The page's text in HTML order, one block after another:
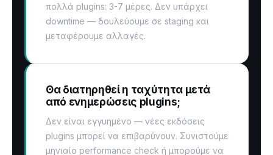
πολλά plugins: 3-7 μέρες. Δεν υπάρχει
downtime — δουλεύουμε σε staging και
μεταφέρουμε αλλαγές.
Θα διατηρηθεί η ταχύτητα μετά
από ενημερώσεις plugins;
Δεν είναι εγγυημένο — νέες εκδόσεις
plugins μπορεί να επιβαρύνουν. Συνιστούμε
μηνιαίο performance check ή μπορούμε να